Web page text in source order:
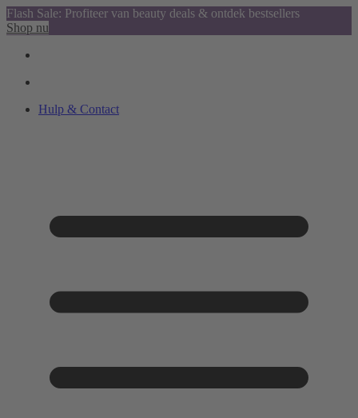
Flash Sale: Profiteer van beauty deals & ontdek bestsellers
Shop nu
Hulp & Contact